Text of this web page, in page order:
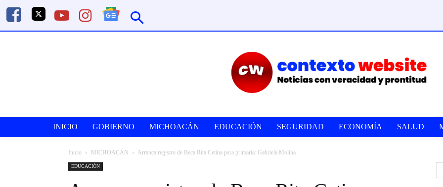
INICIO GOBIERNO MICHOACÁN EDUCACIÓN SEGURIDAD ECONOMÍA SALUD
Inicio MICHOACÁN Arranca registro de Beca Rita Cetina para primaria: Gabriela Molina
EDUCACIÓN